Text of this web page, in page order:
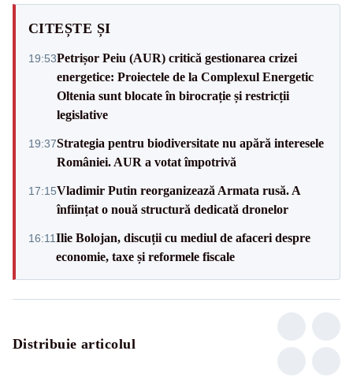
CITEȘTE ȘI
19:53Petrișor Peiu (AUR) critică gestionarea crizei
energetice: Proiectele de la Complexul Energetic
Oltenia sunt blocate în birocrație și restricții
legislative
19:37Strategia pentru biodiversitate nu apără interesele
României. AUR a votat împotrivă
17:15Vladimir Putin reorganizează Armata rusă. A
înființat o nouă structură dedicată dronelor
16:11Ilie Bolojan, discuții cu mediul de afaceri despre
economie, taxe și reformele fiscale
Distribuie articolul